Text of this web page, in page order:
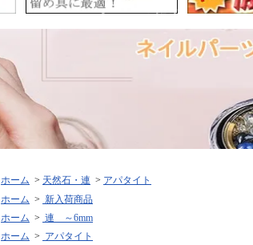
ホーム > 天然石・連 > アパタイト
ホーム > 新入荷商品
ホーム > 連 ～6mm
ホーム > アパタイト